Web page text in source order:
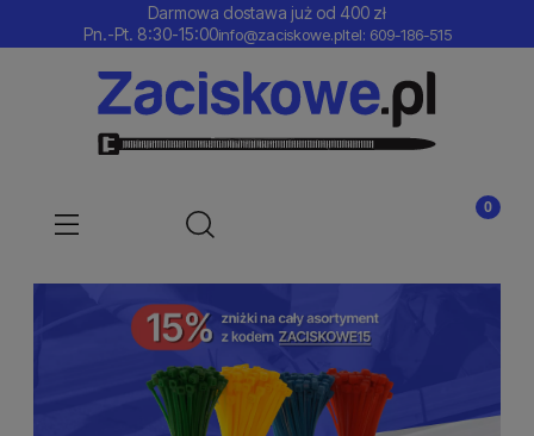
Darmowa dostawa już od 400 zł
Pn.-Pt. 8:30-15:00info@zaciskowe.pltel: 609-186-515